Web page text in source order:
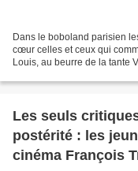
Dans le boboland parisien
cœur celles et ceux qui
Louis, au beurre de la tante
Les seuls
postérité : les
cinéma François Truffaut le chef de bande en